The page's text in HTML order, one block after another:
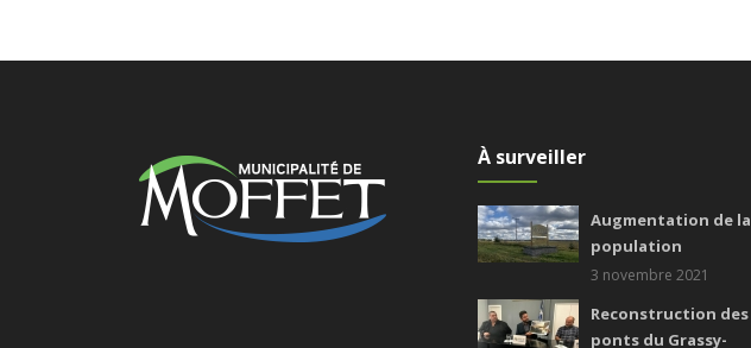
À surveiller
Augmentation de la
population
3 novembre 2021
Reconstruction des
ponts du Grassy-